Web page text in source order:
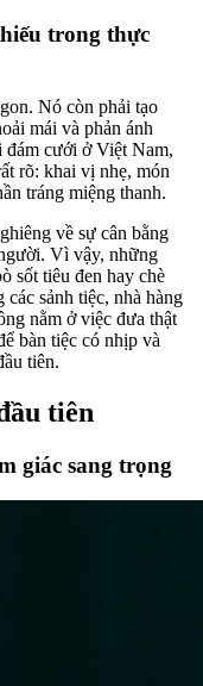
trong thực
Nó còn phải tạo
mái và phản ánh
đám cưới ở Việt Nam,
rõ: khai vị nhẹ, món
tráng miệng thanh.
về sự cân bằng
Vì vậy, những
sốt tiêu đen hay chè
sảnh tiệc, nhà hàng
nằm ở việc đưa thật
bàn tiệc có nhịp và
tiên.
tiên
giác sang trọng